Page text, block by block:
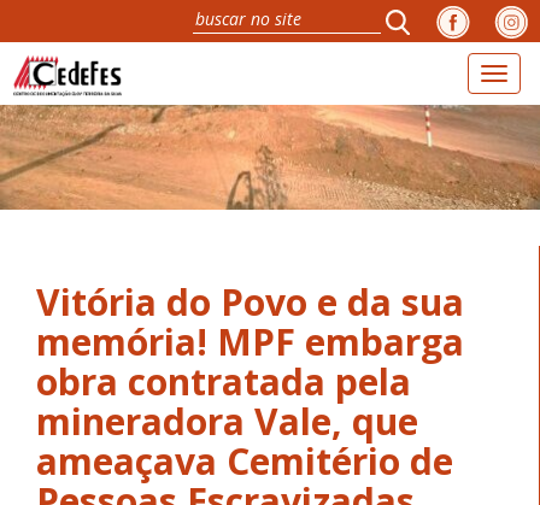
Vitória do Povo e da sua
memória! MPF embarga
obra contratada pela
mineradora Vale, que
ameaçava Cemitério de